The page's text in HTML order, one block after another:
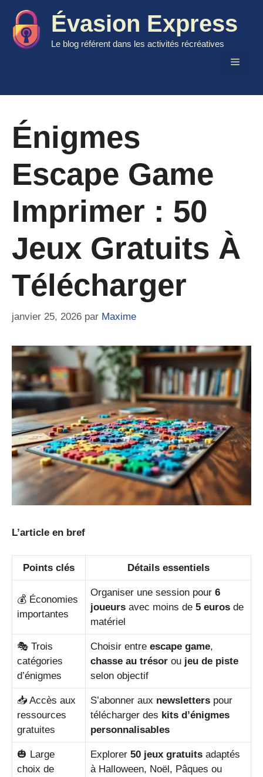
contenu
Évasion Express
Le blog référent dans les activités récréatives
Menu
Énigmes
Escape Game
Imprimer : 50
Jeux Gratuits À
Télécharger
janvier 25, 2026 par Maxime
L’article en bref
Points clés Détails essentiels
💰 Économies
importantes
Organiser une session pour 6
joueurs avec moins de 5 euros de
matériel
🎭 Trois
catégories
d’énigmes
Choisir entre escape game,
chasse au trésor ou jeu de piste
selon objectif
📥 Accès aux
ressources
gratuites
S’abonner aux newsletters pour
télécharger des kits d’énigmes
personnalisables
🎃 Large
choix de
Explorer 50 jeux gratuits adaptés
à Halloween, Noël, Pâques ou